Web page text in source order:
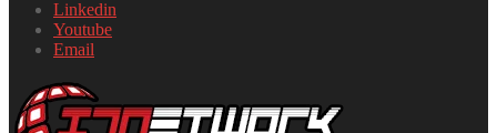
Linkedin
Youtube
Email